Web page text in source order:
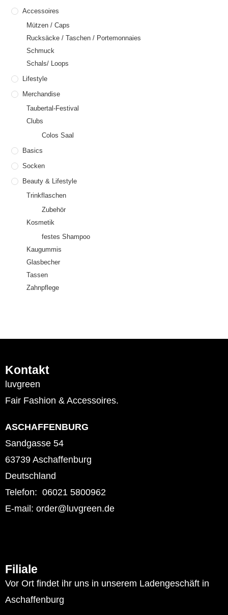
Accessoires
Mützen / Caps
Rucksäcke / Taschen / Portemonnaies
Schmuck
Schals/ Loops
Lifestyle
Merchandise
Taubertal-Festival
Clubs
Colos Saal
Basics
Socken
Beauty & Lifestyle
Trinkflaschen
Zubehör
Kosmetik
festes Shampoo
Kaugummis
Glasbecher
Tassen
Zahnpflege
Kontakt
luvgreen
Fair Fashion & Accessoires.
ASCHAFFENBURG
Sandgasse 54
63739 Aschaffenburg
Deutschland
Telefon: 06021 5800962
E-mail: order@luvgreen.de
Filiale
Vor Ort findet ihr uns in unserem Ladengeschäft in
Aschaffenburg